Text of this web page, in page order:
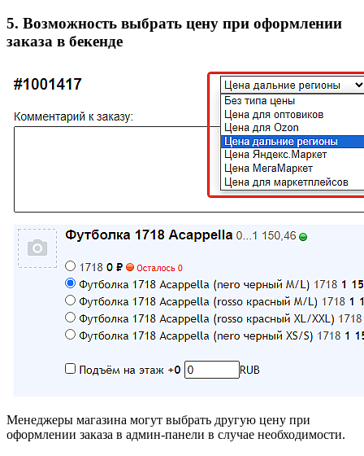
5. Возможность выбрать цену при оформлении
заказа в бекенде
Менеджеры магазина могут выбрать другую цену при
оформлении заказа в админ-панели в случае необходимости.